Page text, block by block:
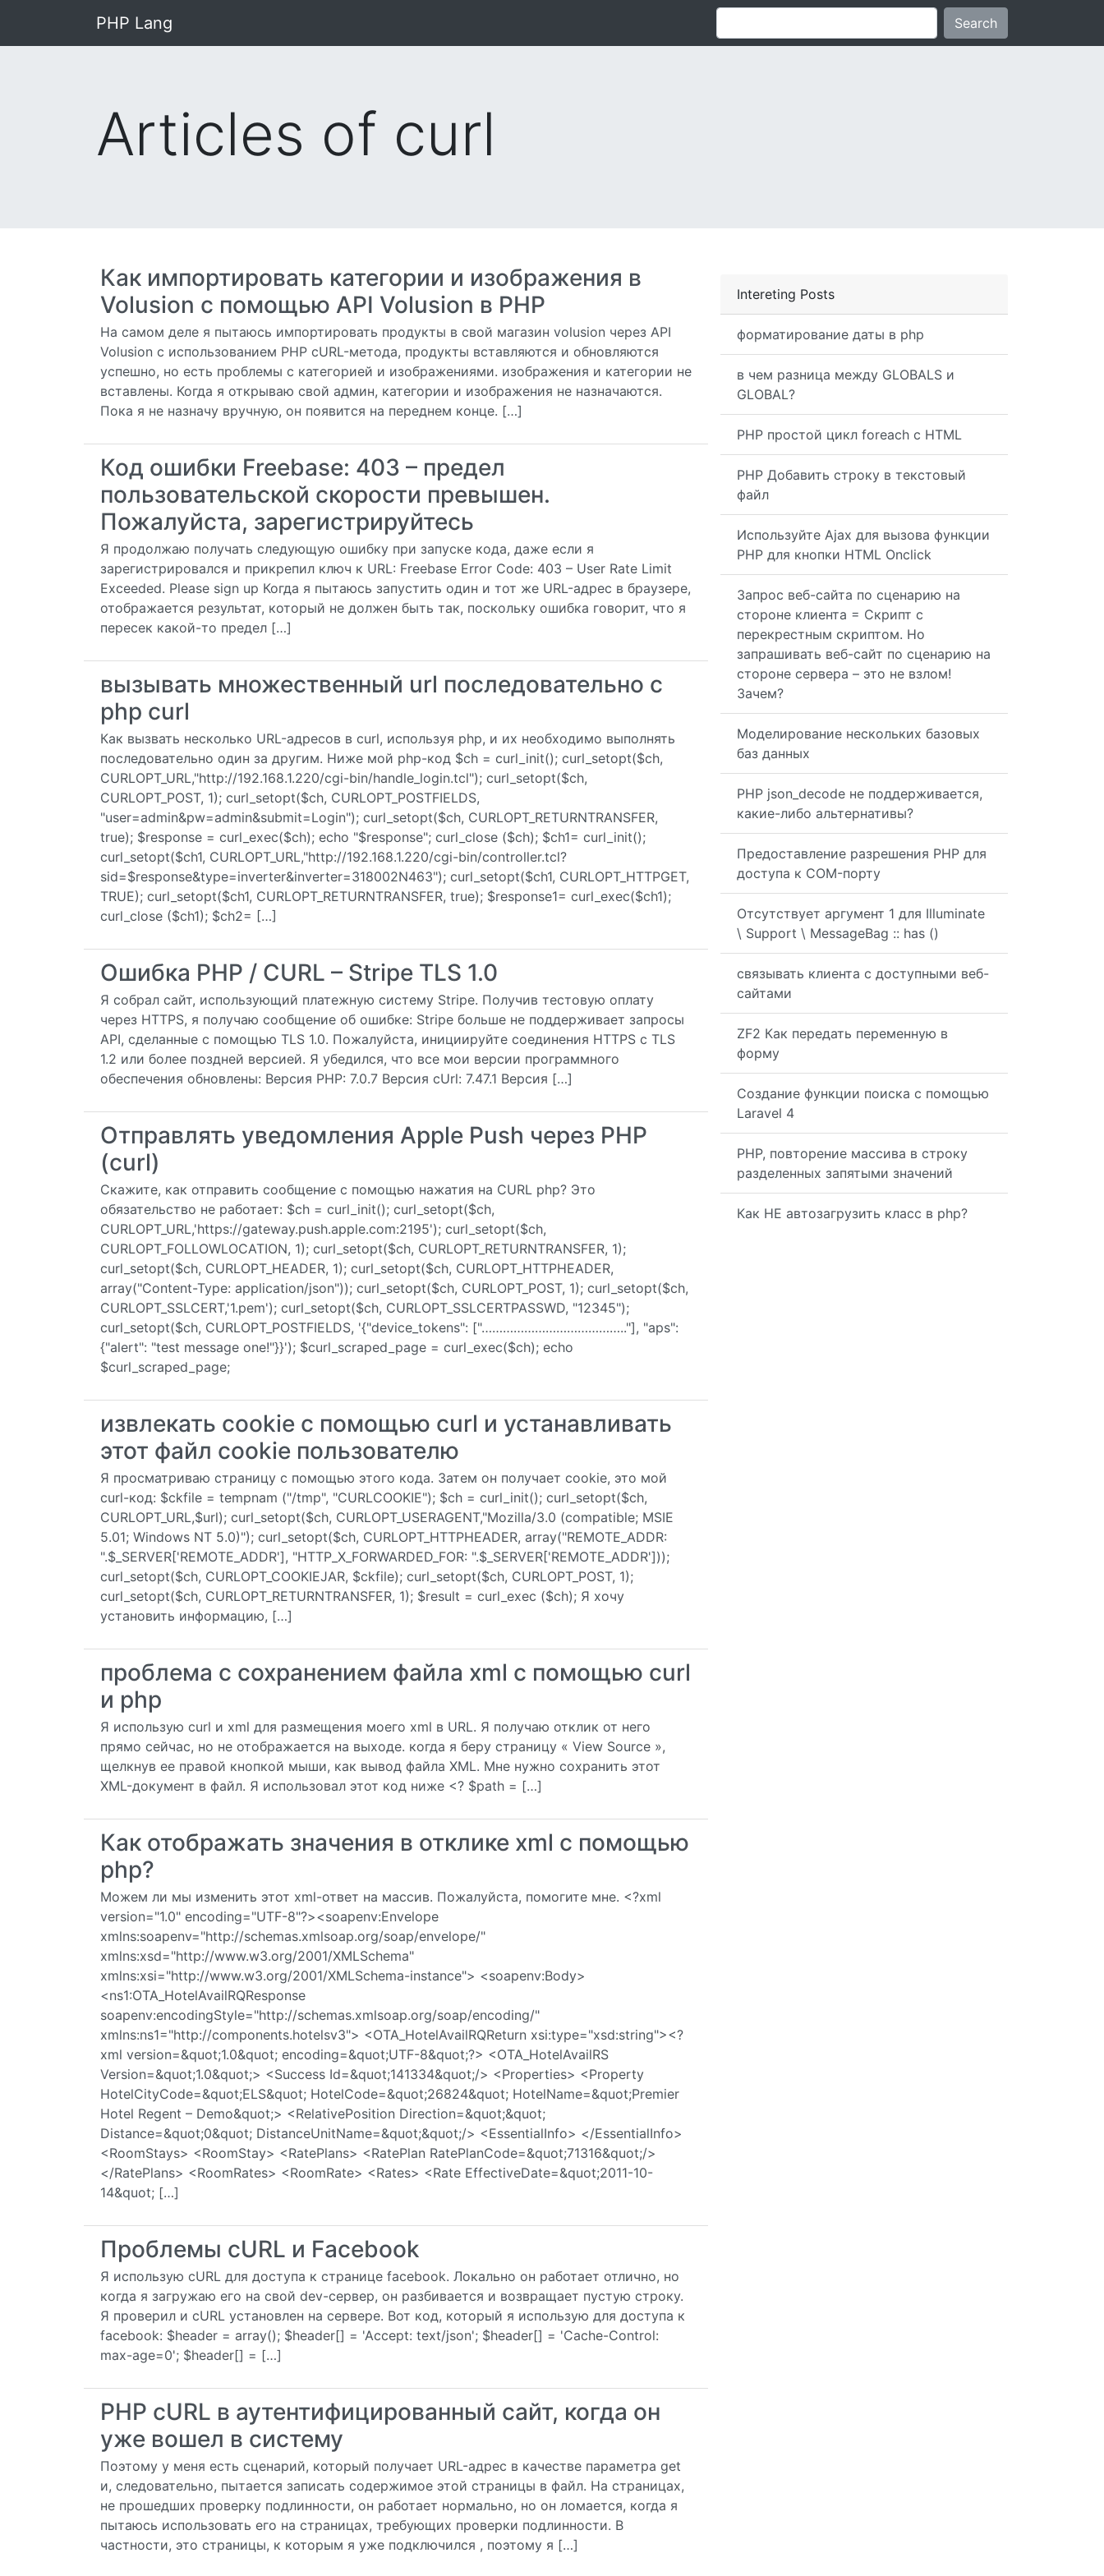
PHP Lang Search
Articles of curl
Как импортировать категории и изображения в
Volusion с помощью API Volusion в PHP
На самом деле я пытаюсь импортировать продукты в свой магазин volusion через API
Volusion с использованием PHP cURL-метода, продукты вставляются и обновляются
успешно, но есть проблемы с категорией и изображениями. изображения и категории не
вставлены. Когда я открываю свой админ, категории и изображения не назначаются.
Пока я не назначу вручную, он появится на переднем конце. […]
Код ошибки Freebase: 403 – предел
пользовательской скорости превышен.
Пожалуйста, зарегистрируйтесь
Я продолжаю получать следующую ошибку при запуске кода, даже если я
зарегистрировался и прикрепил ключ к URL: Freebase Error Code: 403 – User Rate Limit
Exceeded. Please sign up Когда я пытаюсь запустить один и тот же URL-адрес в браузере,
отображается результат, который не должен быть так, поскольку ошибка говорит, что я
пересек какой-то предел […]
вызывать множественный url последовательно с
php curl
Как вызвать несколько URL-адресов в curl, используя php, и их необходимо выполнять
последовательно один за другим. Ниже мой php-код $ch = curl_init(); curl_setopt($ch,
CURLOPT_URL,"http://192.168.1.220/cgi-bin/handle_login.tcl"); curl_setopt($ch,
CURLOPT_POST, 1); curl_setopt($ch, CURLOPT_POSTFIELDS,
"user=admin&pw=admin&submit=Login"); curl_setopt($ch, CURLOPT_RETURNTRANSFER,
true); $response = curl_exec($ch); echo "$response"; curl_close ($ch); $ch1= curl_init();
curl_setopt($ch1, CURLOPT_URL,"http://192.168.1.220/cgi-bin/controller.tcl?
sid=$response&type=inverter&inverter=318002N463"); curl_setopt($ch1, CURLOPT_HTTPGET,
TRUE); curl_setopt($ch1, CURLOPT_RETURNTRANSFER, true); $response1= curl_exec($ch1);
curl_close ($ch1); $ch2= […]
Ошибка PHP / CURL – Stripe TLS 1.0
Я собрал сайт, использующий платежную систему Stripe. Получив тестовую оплату
через HTTPS, я получаю сообщение об ошибке: Stripe больше не поддерживает запросы
API, сделанные с помощью TLS 1.0. Пожалуйста, инициируйте соединения HTTPS с TLS
1.2 или более поздней версией. Я убедился, что все мои версии программного
обеспечения обновлены: Версия PHP: 7.0.7 Версия cUrl: 7.47.1 Версия […]
Отправлять уведомления Apple Push через PHP
(curl)
Скажите, как отправить сообщение с помощью нажатия на CURL php? Это
обязательство не работает: $ch = curl_init(); curl_setopt($ch,
CURLOPT_URL,'https://gateway.push.apple.com:2195'); curl_setopt($ch,
CURLOPT_FOLLOWLOCATION, 1); curl_setopt($ch, CURLOPT_RETURNTRANSFER, 1);
curl_setopt($ch, CURLOPT_HEADER, 1); curl_setopt($ch, CURLOPT_HTTPHEADER,
array("Content-Type: application/json")); curl_setopt($ch, CURLOPT_POST, 1); curl_setopt($ch,
CURLOPT_SSLCERT,'1.pem'); curl_setopt($ch, CURLOPT_SSLCERTPASSWD, "12345");
curl_setopt($ch, CURLOPT_POSTFIELDS, '{"device_tokens": ["………………………………….."], "aps":
{"alert": "test message one!"}}'); $curl_scraped_page = curl_exec($ch); echo
$curl_scraped_page;
извлекать cookie с помощью curl и устанавливать
этот файл cookie пользователю
Я просматриваю страницу с помощью этого кода. Затем он получает cookie, это мой
curl-код: $ckfile = tempnam ("/tmp", "CURLCOOKIE"); $ch = curl_init(); curl_setopt($ch,
CURLOPT_URL,$url); curl_setopt($ch, CURLOPT_USERAGENT,"Mozilla/3.0 (compatible; MSIE
5.01; Windows NT 5.0)"); curl_setopt($ch, CURLOPT_HTTPHEADER, array("REMOTE_ADDR:
".$_SERVER['REMOTE_ADDR'], "HTTP_X_FORWARDED_FOR: ".$_SERVER['REMOTE_ADDR']));
curl_setopt($ch, CURLOPT_COOKIEJAR, $ckfile); curl_setopt($ch, CURLOPT_POST, 1);
curl_setopt($ch, CURLOPT_RETURNTRANSFER, 1); $result = curl_exec ($ch); Я хочу
установить информацию, […]
проблема с сохранением файла xml с помощью curl
и php
Я использую curl и xml для размещения моего xml в URL. Я получаю отклик от него
прямо сейчас, но не отображается на выходе. когда я беру страницу « View Source »,
щелкнув ее правой кнопкой мыши, как вывод файла XML. Мне нужно сохранить этот
XML-документ в файл. Я использовал этот код ниже <? $path = […]
Как отображать значения в отклике xml с помощью
php?
Можем ли мы изменить этот xml-ответ на массив. Пожалуйста, помогите мне. <?xml
version="1.0" encoding="UTF-8"?><soapenv:Envelope
xmlns:soapenv="http://schemas.xmlsoap.org/soap/envelope/"
xmlns:xsd="http://www.w3.org/2001/XMLSchema"
xmlns:xsi="http://www.w3.org/2001/XMLSchema-instance"> <soapenv:Body>
<ns1:OTA_HotelAvailRQResponse
soapenv:encodingStyle="http://schemas.xmlsoap.org/soap/encoding/"
xmlns:ns1="http://components.hotelsv3"> <OTA_HotelAvailRQReturn xsi:type="xsd:string"><?
xml version=&quot;1.0&quot; encoding=&quot;UTF-8&quot;?> <OTA_HotelAvailRS
Version=&quot;1.0&quot;> <Success Id=&quot;141334&quot;/> <Properties> <Property
HotelCityCode=&quot;ELS&quot; HotelCode=&quot;26824&quot; HotelName=&quot;Premier
Hotel Regent – Demo&quot;> <RelativePosition Direction=&quot;&quot;
Distance=&quot;0&quot; DistanceUnitName=&quot;&quot;/> <EssentialInfo> </EssentialInfo>
<RoomStays> <RoomStay> <RatePlans> <RatePlan RatePlanCode=&quot;71316&quot;/>
</RatePlans> <RoomRates> <RoomRate> <Rates> <Rate EffectiveDate=&quot;2011-10-
14&quot; […]
Проблемы cURL и Facebook
Я использую cURL для доступа к странице facebook. Локально он работает отлично, но
когда я загружаю его на свой dev-сервер, он разбивается и возвращает пустую строку.
Я проверил и cURL установлен на сервере. Вот код, который я использую для доступа к
facebook: $header = array(); $header[] = 'Accept: text/json'; $header[] = 'Cache-Control:
max-age=0'; $header[] = […]
PHP cURL в аутентифицированный сайт, когда он
уже вошел в систему
Поэтому у меня есть сценарий, который получает URL-адрес в качестве параметра get
и, следовательно, пытается записать содержимое этой страницы в файл. На страницах,
не прошедших проверку подлинности, он работает нормально, но он ломается, когда я
пытаюсь использовать его на страницах, требующих проверки подлинности. В
частности, это страницы, к которым я уже подключился , поэтому я […]
Intereting Posts
форматирование даты в php
в чем разница между GLOBALS и
GLOBAL?
PHP простой цикл foreach с HTML
PHP Добавить строку в текстовый
файл
Используйте Ajax для вызова функции
PHP для кнопки HTML Onclick
Запрос веб-сайта по сценарию на
стороне клиента = Скрипт с
перекрестным скриптом. Но
запрашивать веб-сайт по сценарию на
стороне сервера – это не взлом!
Зачем?
Моделирование нескольких базовых
баз данных
PHP json_decode не поддерживается,
какие-либо альтернативы?
Предоставление разрешения PHP для
доступа к COM-порту
Отсутствует аргумент 1 для Illuminate
\ Support \ MessageBag :: has ()
связывать клиента с доступными веб-
сайтами
ZF2 Как передать переменную в
форму
Создание функции поиска с помощью
Laravel 4
PHP, повторение массива в строку
разделенных запятыми значений
Как НЕ автозагрузить класс в php?